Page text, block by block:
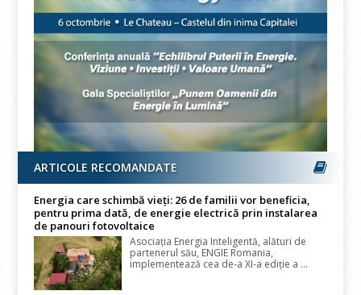
ARTICOLE RECOMANDATE
Energia care schimbă vieți: 26 de familii vor beneficia,
pentru prima dată, de energie electrică prin instalarea
de panouri fotovoltaice
Asociația Energia Inteligentă, alături de
partenerul său, ENGIE Romania,
implementează cea de-a XI-a ediție a ...